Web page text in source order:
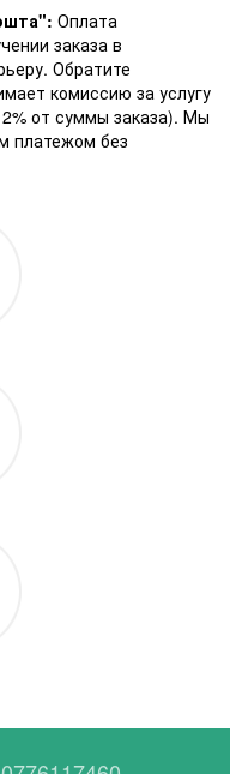
Оплата
заказа в
Обратите
комиссию за услугу
от суммы заказа). Мы
платежом без